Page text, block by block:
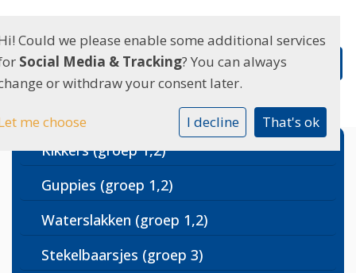
Kikkers (groep 1,2)
Guppies (groep 1,2)
Waterslakken (groep 1,2)
Stekelbaarsjes (groep 3)
Could we please enable some additional services
Social Media & Tracking? You can always
or withdraw your consent later.
me choose I decline That's ok